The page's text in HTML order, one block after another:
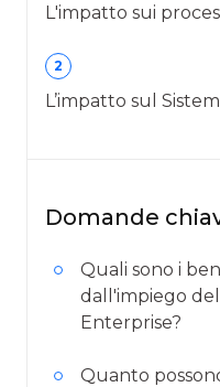
L'impatto sui
2
L’impatto sul
Domande
Quali sono i
dall'impiego
Enterprise?
Quanto